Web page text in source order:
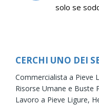
solo se
CERCHI UNO DEI
Commercialista a Pieve
Risorse Umane e Buste
Lavoro a Pieve Ligure,